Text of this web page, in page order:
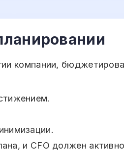
компании,
и CFO должен